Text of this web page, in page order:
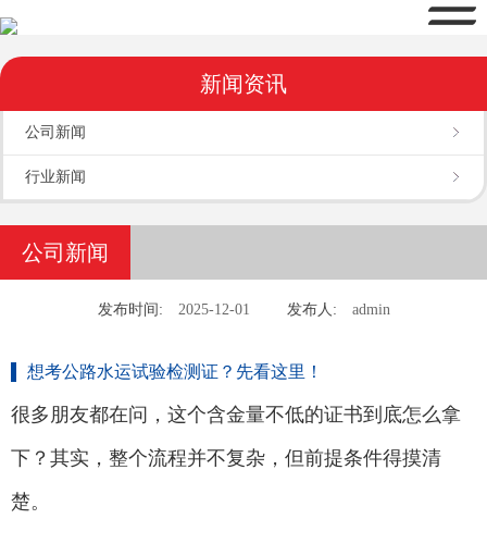
新闻资讯
公司新闻
行业新闻
公司新闻
发布时间: 2025-12-01 发布人: admin
想考公路水运试验检测证？先看这里！
很多朋友都在问，这个含金量不低的证书到底怎么拿
下？其实，整个流程并不复杂，但前提条件得摸清
楚。